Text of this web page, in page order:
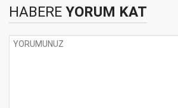
HABERE YORUM KAT